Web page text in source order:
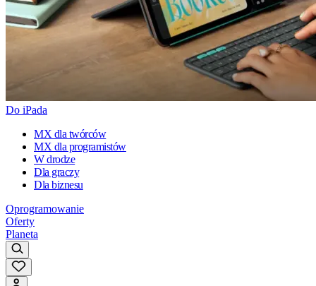
Do iPada
MX dla twórców
MX dla programistów
W drodze
Dla graczy
Dla biznesu
Oprogramowanie
Oferty
Planeta